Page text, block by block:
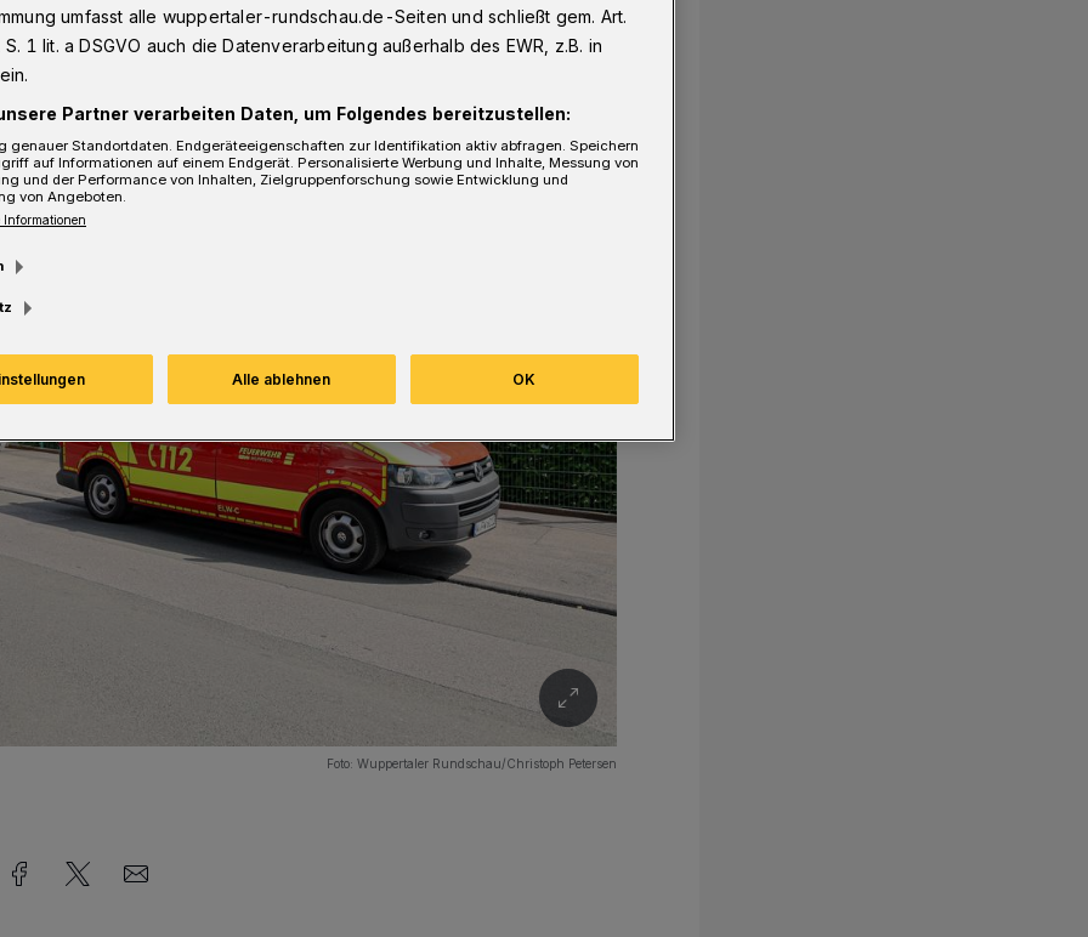
1/13
Foto: Wuppertaler Rundschau/Christoph Petersen
umfasst alle wuppertaler-rundschau.de-Seiten und schließt gem. Art.
1 lit. a DSGVO auch die Datenverarbeitung außerhalb des EWR, z.B. in
Partner verarbeiten Daten, um Folgendes bereitzustellen:
genauer Standortdaten. Endgeräteeigenschaften zur Identifikation aktiv abfragen. Speichern
auf Informationen auf einem Endgerät. Personalisierte Werbung und Inhalte, Messung von
und der Performance von Inhalten, Zielgruppenforschung sowie Entwicklung und
von Angeboten.
Alle ablehnen OK